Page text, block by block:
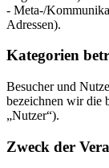
- Meta-/
Adressen).
Kategorien
Besucher und
bezeichnen wir die
„Nutzer“).
Zweck der